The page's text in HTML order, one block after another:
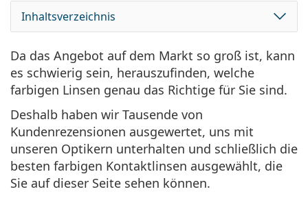
Inhaltsverzeichnis
Da das Angebot auf dem Markt so groß ist, kann
es schwierig sein, herauszufinden, welche
farbigen Linsen genau das Richtige für Sie sind.
Deshalb haben wir Tausende von
Kundenrezensionen ausgewertet, uns mit
unseren Optikern unterhalten und schließlich die
besten farbigen Kontaktlinsen ausgewählt, die
Sie auf dieser Seite sehen können.